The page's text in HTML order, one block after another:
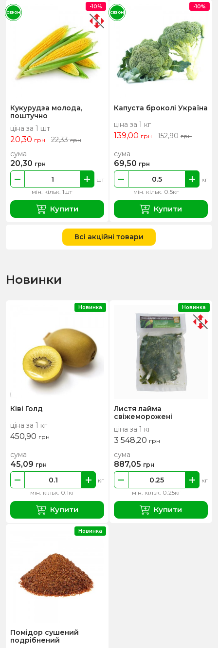
Кукурудза молода,
поштучно
ціна за 1 шт
20,30 грн 22,33грн
мін. кільк. 1шт
шт
сума
20,30 грн
Купити
-10%
СЕЗОН
Капуста броколі Україна
ціна за 1 кг
139,00 грн 152,90грн
мін. кільк. 0.5кг
кг
сума
69,50 грн
Купити
-10%
СЕЗОН
Всі акційні товари
Новинки
Ківі Голд
ціна за 1 кг
450,90 грн
мін. кільк. 0.1кг
кг
сума
45,09 грн
Купити
Новинка
Листя лайма
свіжеморожені
ціна за 1 кг
3 548,20 грн
мін. кільк. 0.25кг
кг
сума
887,05 грн
Купити
Новинка
Помідор сушений
подрібнений
Новинка